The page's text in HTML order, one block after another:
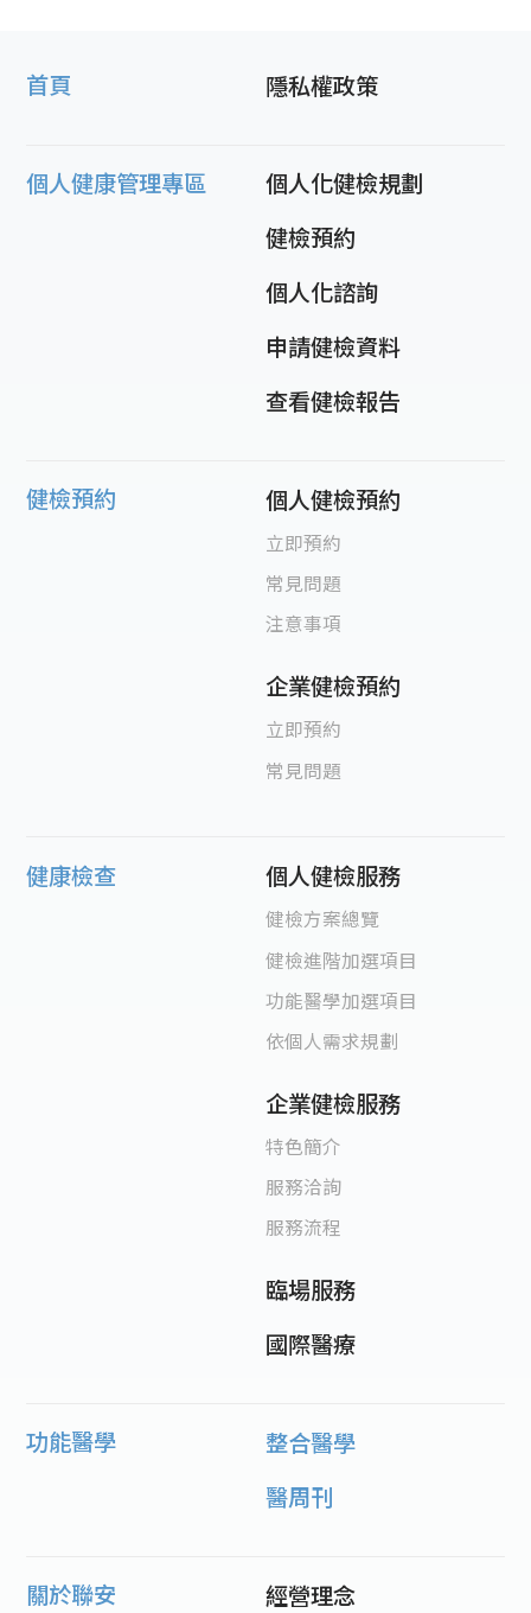
首頁 隱私權政策
個人健康管理專區
個人化健檢規劃
健檢預約
個人化諮詢
申請健檢資料
查看健檢報告
健檢預約 個人健檢預約
立即預約
常見問題
注意事項
企業健檢預約
立即預約
常見問題
健康檢查 個人健檢服務
健檢方案總覽
健檢進階加選項目
功能醫學加選項目
依個人需求規劃
企業健檢服務
特色簡介
服務洽詢
服務流程
臨場服務
國際醫療
功能醫學
整合醫學
醫周刊
關於聯安
經營理念